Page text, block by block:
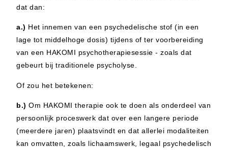
dat dan:
a.) Het innemen van een psychedelische stof (in een
lage tot middelhoge dosis) tijdens of ter voorbereiding
van een HAKOMI psychotherapiesessie - zoals dat
gebeurt bij traditionele psycholyse.
Of zou het betekenen:
b.) Om HAKOMI therapie ook te doen als onderdeel van
persoonlijk proceswerk dat over een langere periode
(meerdere jaren) plaatsvindt en dat allerlei modaliteiten
kan omvatten, zoals lichaamswerk, legaal psychedelisch